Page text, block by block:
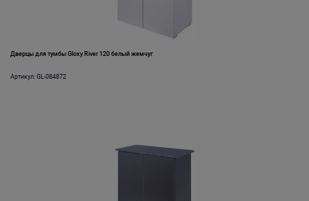
Дверцы для тумбы Gloxy River 120 белый жемчуг
Артикул: GL-084872